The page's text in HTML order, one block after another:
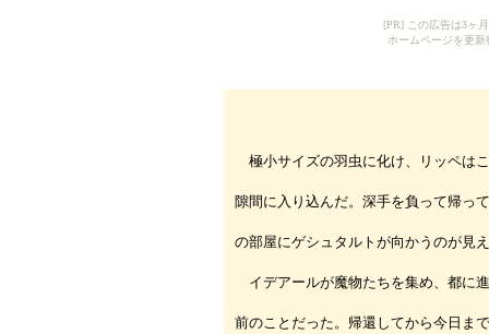
[PR] この広告は3ヶ
ホームページを更
極小サイズの羽虫に化け、リッペは
隙間に入り込んだ。深手を負って帰っ
の部屋にゲシュタルトが向かうのが見
イデアールが魔物たちを集め、都に
前のことだった。帰還してから今日ま